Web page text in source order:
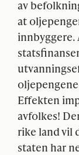
av
at
innbyggere.
Effekten
avfolkes!
rike land vil
staten har